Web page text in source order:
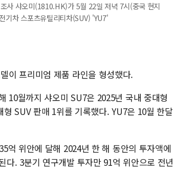
사 샤오미(1810.HK)가 5월 22일 저녁 7시(중국 현지
기차 스포츠유틸리티차(SUV) 'YU7'
이 프리미엄 제품 라인을 형성했다.
10월까지 샤오미 SU7은 2025년 국내 중대형
SUV 판매 1위를 기록했다. YU7은 10월 한달
억 위안에 달해 2024년 한 해 동안의 투자액에
다. 3분기 연구개발 투자만 91억 위안으로 전년